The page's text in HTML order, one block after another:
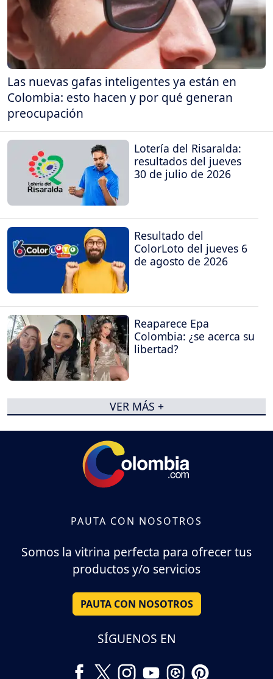
Las nuevas gafas inteligentes ya están en
Colombia: esto hacen y por qué generan
preocupación
Lotería del Risaralda:
resultados del jueves
30 de julio de 2026
Resultado del
ColorLoto del jueves 6
de agosto de 2026
Reaparece Epa
Colombia: ¿se acerca su
libertad?
VER MÁS +
PAUTA CON NOSOTROS
Somos la vitrina perfecta para ofrecer tus
productos y/o servicios
PAUTA CON NOSOTROS
SÍGUENOS EN